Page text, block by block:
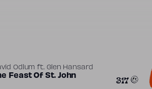
Odlum ft. Glen Hansard
Feast Of St. John 317